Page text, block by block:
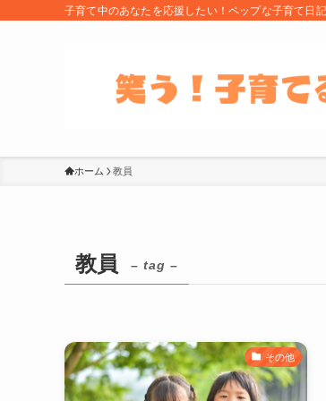
子育て中のあなたを応援したい！ペップな子育て日記
ホーム 教員
教員 – tag –
その他